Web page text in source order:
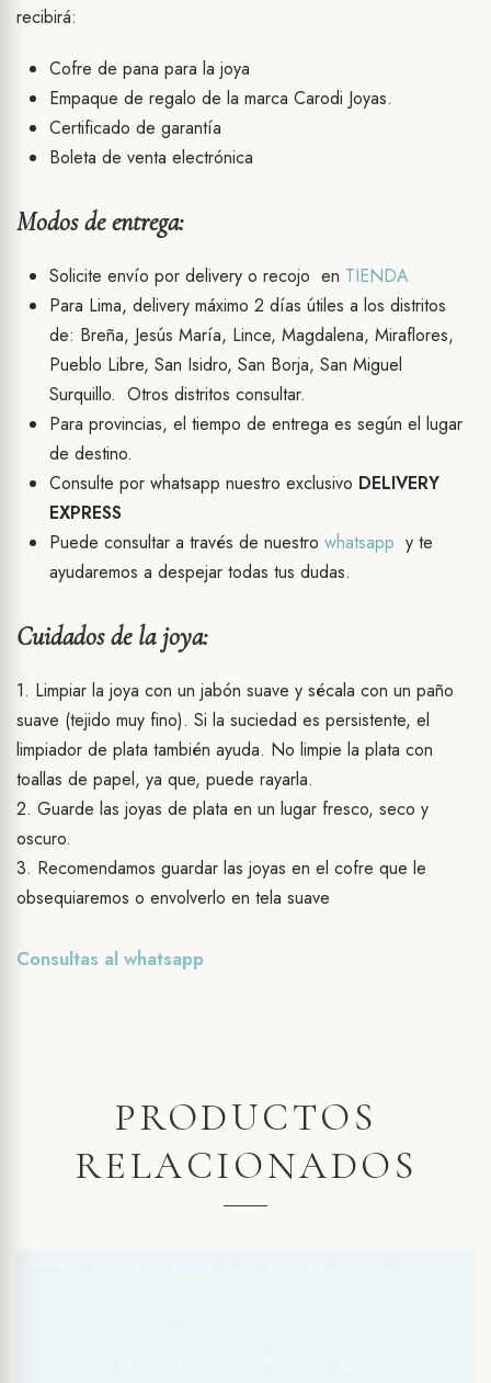
recibirá:
Cofre de pana para la joya
Empaque de regalo de la marca Carodi Joyas.
Certificado de garantía
Boleta de venta electrónica
Modos de entrega:
Solicite envío por delivery o recojo en TIENDA
Para Lima, delivery máximo 2 días útiles a los distritos
de: Breña, Jesús María, Lince, Magdalena, Miraflores,
Pueblo Libre, San Isidro, San Borja, San Miguel
Surquillo. Otros distritos consultar.
Para provincias, el tiempo de entrega es según el lugar
de destino.
Consulte por whatsapp nuestro exclusivo DELIVERY
EXPRESS
Puede consultar a través de nuestro whatsapp y te
ayudaremos a despejar todas tus dudas.
Cuidados de la joya:
1. Limpiar la joya con un jabón suave y sécala con un paño
suave (tejido muy fino). Si la suciedad es persistente, el
limpiador de plata también ayuda. No limpie la plata con
toallas de papel, ya que, puede rayarla.
2. Guarde las joyas de plata en un lugar fresco, seco y
oscuro.
3. Recomendamos guardar las joyas en el cofre que le
obsequiaremos o envolverlo en tela suave
Consultas al whatsapp
PRODUCTOS
RELACIONADOS